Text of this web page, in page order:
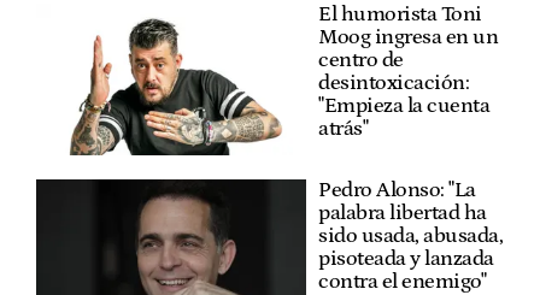
El humorista Toni
Moog ingresa en un
centro de
desintoxicación:
"Empieza la cuenta
atrás"
Pedro Alonso: "La
palabra libertad ha
sido usada, abusada,
pisoteada y lanzada
contra el enemigo"